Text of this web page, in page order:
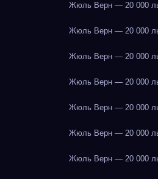
Жюль Верн — 20 000
Жюль Верн — 20 000
Жюль Верн — 20 000
Жюль Верн — 20 000
Жюль Верн — 20 000
Жюль Верн — 20 000
Жюль Верн — 20 000